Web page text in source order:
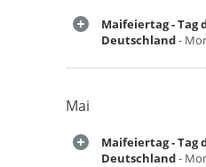
Maifeiertag - Tag
Deutschland-
Mai
Maifeiertag - Tag
Deutschland-